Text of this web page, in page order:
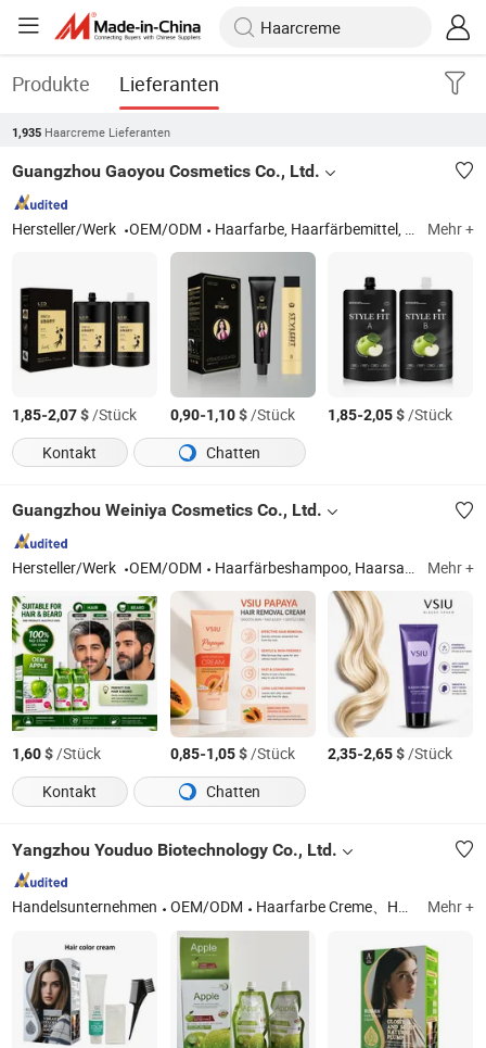
Produkte Lieferanten
1,935 Haarcreme Lieferanten
Guangzhou Gaoyou Cosmetics Co., Ltd.
Hersteller/Werk OEM/ODM Haarfarbe, Haarfärbemittel, Shampoo, Haarpflege Mehr +
1,85-2,07$/Stück 0,90-1,10$/Stück 1,85-2,05$/Stück
Kontakt
Chatten
Guangzhou Weiniya Cosmetics Co., Ltd.
Hersteller/Werk OEM/ODM Haarfärbeshampoo, Haarsampoo, Haarspülung Mehr +
1,60$/Stück 0,85-1,05$/Stück 2,35-2,65$/Stück
Kontakt
Chatten
Yangzhou Youduo Biotechnology Co., Ltd.
Handelsunternehmen OEM/ODM Haarfarbe Creme、Haarfärbepulver、Schwarzes Haar Shampoo、Haarfarbe Shampoo Mehr +